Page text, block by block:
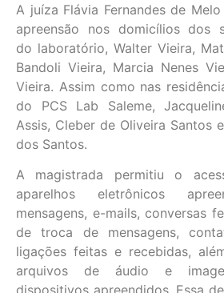
A juíza Flávia Fernandes de
apreensão nos domicílios dos
do laboratório, Walter Vieira,
Bandoli Vieira, Marcia Nenes
Vieira. Assim como nas
do PCS Lab Saleme,
Assis, Cleber de Oliveira Santos
dos Santos.
A magistrada permitiu o
aparelhos eletrônicos
mensagens, e-mails, conversas
de troca de mensagens,
ligações feitas e recebidas,
arquivos de áudio e